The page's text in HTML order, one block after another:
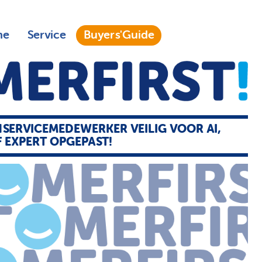
Service Buyers'Guide
VEILIG VOOR AI,
EXPERT OPGEPAST!